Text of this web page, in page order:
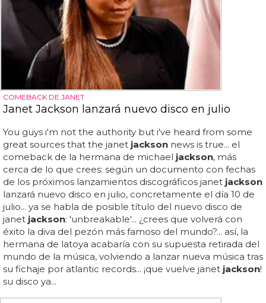
COMEBACK DE JANET
Janet Jackson lanzará nuevo disco en julio
You guys i'm not the authority but i've heard from some
great sources that the janet jackson news is true... el
comeback de la hermana de michael jackson, más
cerca de lo que crees: según un documento con fechas
de los próximos lanzamientos discográficos janet jackson
lanzará nuevo disco en julio, concretamente el día 10 de
julio... ya se habla de posible título del nuevo disco de
janet jackson: 'unbreakable'... ¿crees que volverá con
éxito la diva del pezón más famoso del mundo?... así, la
hermana de latoya acabaría con su supuesta retirada del
mundo de la música, volviendo a lanzar nueva música tras
su fichaje por atlantic records... ¡que vuelve janet jackson!
su disco ya...